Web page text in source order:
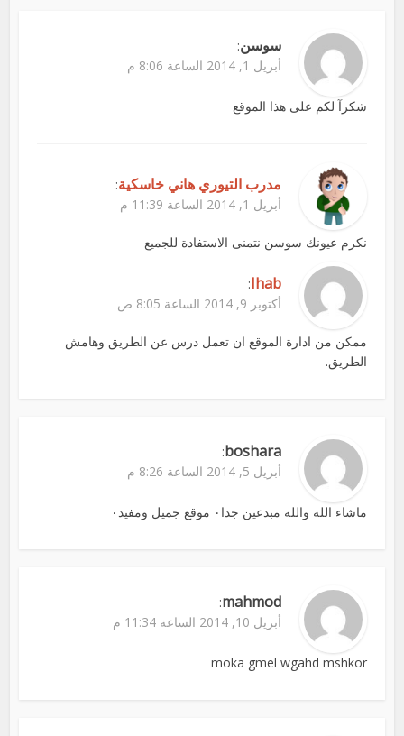
سوسن:
أبريل 1, 2014 الساعة 8:06 م
شكرآ لكم على هذا الموقع
مدرب التيوري هاني خاسكية:
أبريل 1, 2014 الساعة 11:39 م
نكرم عيونك سوسن نتمنى الاستفادة للجميع
Ihab
:
أكتوبر 9, 2014 الساعة 8:05 ص
ممكن من ادارة الموقع ان تعمل درس عن الطريق وهامش
الطريق.
boshara
:
أبريل 5, 2014 الساعة 8:26 م
ماشاء الله والله مبدعين جدا٠ موقع جميل ومفيد٠
mahmod
:
أبريل 10, 2014 الساعة 11:34 م
moka gmel wgahd mshkor